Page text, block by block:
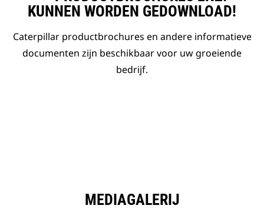
KUNNEN WORDEN GEDOWNLOAD!
Caterpillar productbrochures en andere informatieve
documenten zijn beschikbaar voor uw groeiende
bedrijf.
MEDIAGALERIJ